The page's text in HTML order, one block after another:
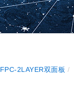
FPC-2LAYER双面板